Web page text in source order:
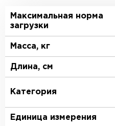
Максимальная норма
загрузки
Масса, кг
Длина, см
Категория
Единица измерения